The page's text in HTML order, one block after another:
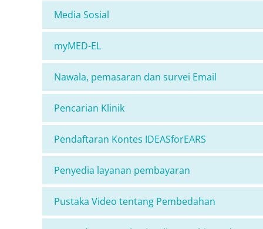
Media Sosial
myMED-EL
Nawala, pemasaran dan survei Email
Pencarian Klinik
Pendaftaran Kontes IDEASforEARS
Penyedia layanan pembayaran
Pustaka Video tentang Pembedahan